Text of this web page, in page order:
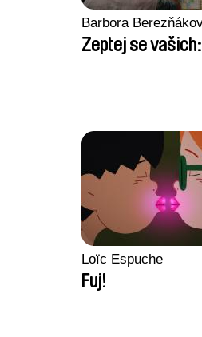
Barbora
Zeptej se
Loïc Espuche
Fuj!